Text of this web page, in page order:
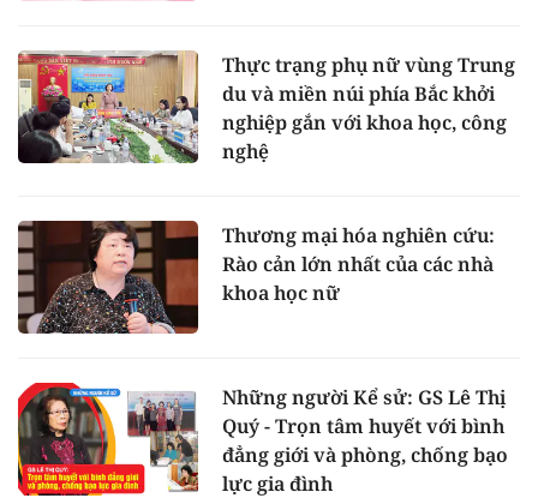
Thực trạng phụ nữ vùng Trung
du và miền núi phía Bắc khởi
nghiệp gắn với khoa học, công
nghệ
Thương mại hóa nghiên cứu:
Rào cản lớn nhất của các nhà
khoa học nữ
Những người Kể sử: GS Lê Thị
Quý - Trọn tâm huyết với bình
đẳng giới và phòng, chống bạo
lực gia đình